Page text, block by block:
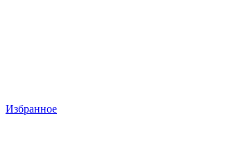
Избранное